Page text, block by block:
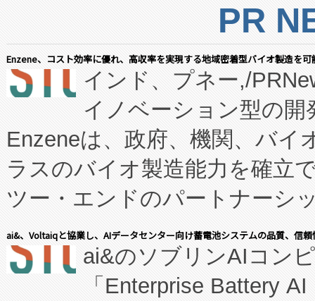
PR
Enzene、コスト効率に優れ、高収率を実現する地域密着型バイオ製造を
インド、プネー,/
イノベーション型の
Enzeneは、政府、機関、バイ
ラスのバイオ製造能力を確立
ツー・エンドのパートナーシ
表しました。 同社の実績ある
manufacturing™ (FCCM™) プ
たNeXは、バイオ医薬品製造
ai&、Voltaiqと協業し、AIデータセンター向け蓄電池システムの品質、信
ai&のソブリンAIコン
「Enterprise Battery